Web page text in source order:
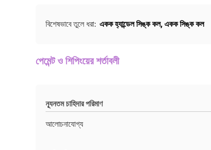
বিশেষভাবে তুলে ধরা: একক হ্যান্ডেল সিঙ্ক কল, একক সিঙ্ক কল
পেমেন্ট ও শিপিংয়ের শর্তাবলী
ন্যূনতম চাহিদার পরিমাণ
আলোচনাযোগ্য